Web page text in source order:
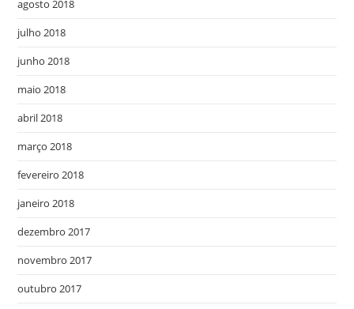
agosto 2018
julho 2018
junho 2018
maio 2018
abril 2018
março 2018
fevereiro 2018
janeiro 2018
dezembro 2017
novembro 2017
outubro 2017